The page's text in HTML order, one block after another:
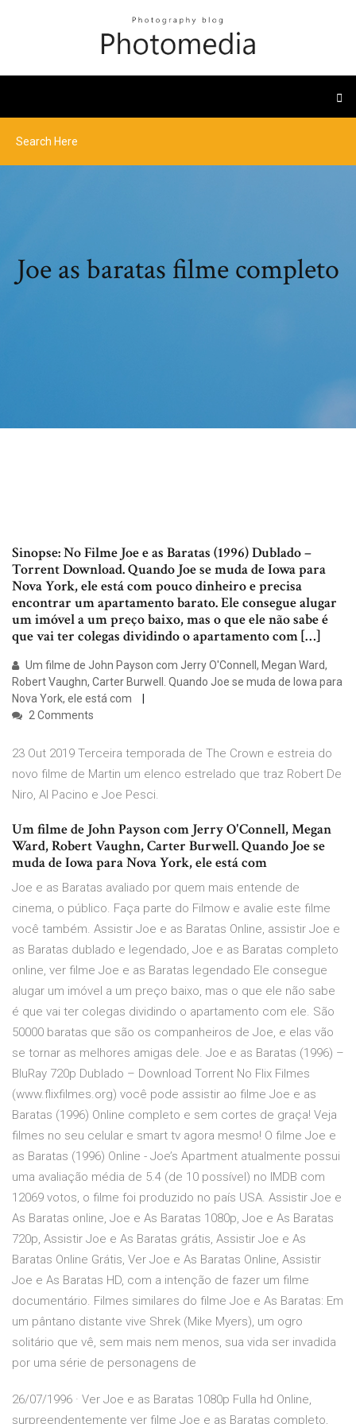
Joe as baratas filme completo
Sinopse: No Filme Joe e as Baratas (1996) Dublado –
Torrent Download. Quando Joe se muda de Iowa para
Nova York, ele está com pouco dinheiro e precisa
encontrar um apartamento barato. Ele consegue alugar
um imóvel a um preço baixo, mas o que ele não sabe é
que vai ter colegas dividindo o apartamento com […]
Um filme de John Payson com Jerry O'Connell, Megan Ward,
Robert Vaughn, Carter Burwell. Quando Joe se muda de Iowa para
Nova York, ele está com
2 Comments
23 Out 2019 Terceira temporada de The Crown e estreia do
novo filme de Martin um elenco estrelado que traz Robert De
Niro, Al Pacino e Joe Pesci.
Um filme de John Payson com Jerry O'Connell, Megan
Ward, Robert Vaughn, Carter Burwell. Quando Joe se
muda de Iowa para Nova York, ele está com
Joe e as Baratas avaliado por quem mais entende de
cinema, o público. Faça parte do Filmow e avalie este filme
você também. Assistir Joe e as Baratas Online, assistir Joe e
as Baratas dublado e legendado, Joe e as Baratas completo
online, ver filme Joe e as Baratas legendado Ele consegue
alugar um imóvel a um preço baixo, mas o que ele não sabe
é que vai ter colegas dividindo o apartamento com ele. São
50000 baratas que são os companheiros de Joe, e elas vão
se tornar as melhores amigas dele. Joe e as Baratas (1996) –
BluRay 720p Dublado – Download Torrent No Flix Filmes
(www.flixfilmes.org) você pode assistir ao filme Joe e as
Baratas (1996) Online completo e sem cortes de graça! Veja
filmes no seu celular e smart tv agora mesmo! O filme Joe e
as Baratas (1996) Online - Joe’s Apartment atualmente possui
uma avaliação média de 5.4 (de 10 possível) no IMDB com
12069 votos, o filme foi produzido no país USA. Assistir Joe e
As Baratas online, Joe e As Baratas 1080p, Joe e As Baratas
720p, Assistir Joe e As Baratas grátis, Assistir Joe e As
Baratas Online Grátis, Ver Joe e As Baratas Online, Assistir
Joe e As Baratas HD, com a intenção de fazer um filme
documentário. Filmes similares do filme Joe e As Baratas: Em
um pântano distante vive Shrek (Mike Myers), um ogro
solitário que vê, sem mais nem menos, sua vida ser invadida
por uma série de personagens de
26/07/1996 · Ver Joe e as Baratas 1080p Fulla hd Online,
surpreendentemente ver filme Joe e as Baratas completo,